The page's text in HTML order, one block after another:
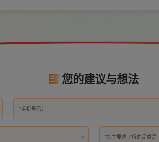
您的建议与想法
*您主要想了解的品类是：